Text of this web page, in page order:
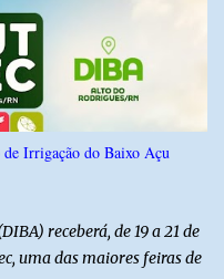
e nível de
09520/2026
Irrigação do Baixo Açu
receberá, de 19 a 21 de
uma das maiores feiras de